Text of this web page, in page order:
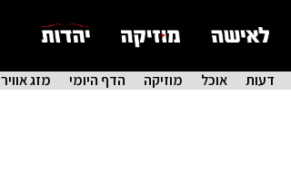
דעות אוכל מוזיקה הדף היומי מזג אוויר